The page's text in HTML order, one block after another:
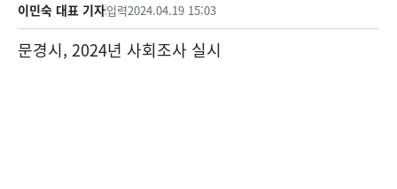
이민숙 대표 기자입력2024.04.19 15:03
문경시, 2024년 사회조사 실시